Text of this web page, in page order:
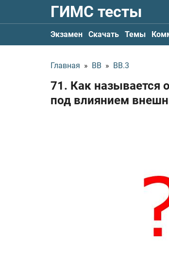
ГИМС тесты
Экзамен Скачать Темы
Главная » ВВ » ВВ.3
71. Как называется
под влиянием